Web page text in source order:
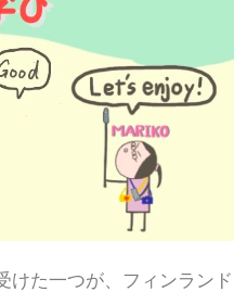
けた一つが、フィンランド